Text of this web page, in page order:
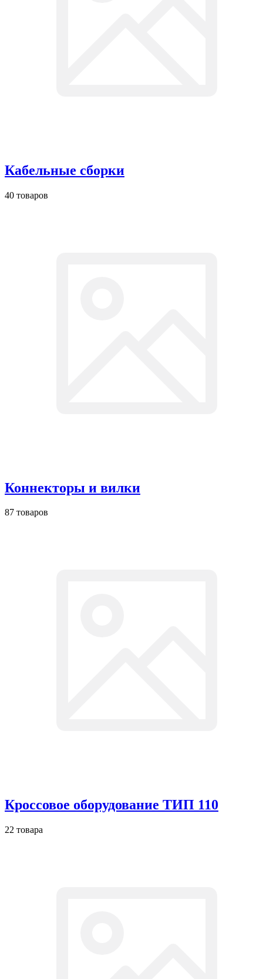
Кабельные сборки
40 товаров
Коннекторы и вилки
87 товаров
Кроссовое оборудование ТИП 110
22 товара